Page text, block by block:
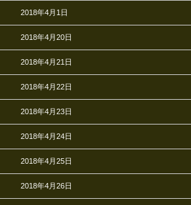
2018年4月1日
2018年4月20日
2018年4月21日
2018年4月22日
2018年4月23日
2018年4月24日
2018年4月25日
2018年4月26日